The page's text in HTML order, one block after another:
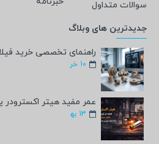
سوالات متداول
جدیدترین های وبلاگ
10 خر
13 به‍